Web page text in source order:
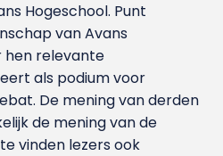
Hoge­school. Punt
van Avans
hen relevante
als podium voor
De mening van derden
de mening van de
vinden lezers ook